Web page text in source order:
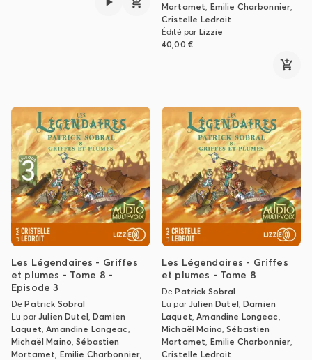
Mortamet, Emilie Charbonnier,
Cristelle Ledroit
Édité par Lizzie
40,00 €
Les Légendaires - Griffes
et plumes - Tome 8 -
Episode 3
DePatrick Sobral
Lu parJulien Dutel,Damien
Laquet,Amandine Longeac,
Michaël Maino,Sébastien
Mortamet, Emilie Charbonnier,
Les Légendaires - Griffes
et plumes - Tome 8
DePatrick Sobral
Lu parJulien Dutel,Damien
Laquet,Amandine Longeac,
Michaël Maino,Sébastien
Mortamet, Emilie Charbonnier,
Cristelle Ledroit